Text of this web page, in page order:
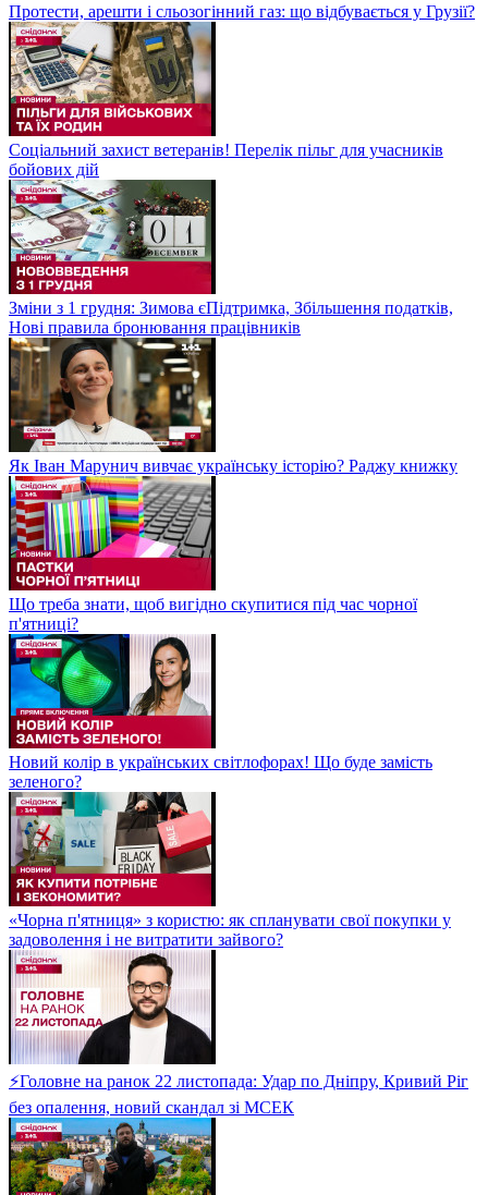
Протести, арешти і сльозогінний газ: що відбувається у Грузії?
Соціальний захист ветеранів! Перелік пільг для учасників
бойових дій
Зміни з 1 грудня: Зимова єПідтримка, Збільшення податків,
Нові правила бронювання працівників
Як Іван Марунич вивчає українську історію? Раджу книжку
Що треба знати, щоб вигідно скупитися під час чорної
п'ятниці?
Новий колір в українських світлофорах! Що буде замість
зеленого?
«Чорна п'ятниця» з користю: як спланувати свої покупки у
задоволення і не витратити зайвого?
⚡Головне на ранок 22 листопада: Удар по Дніпру, Кривий Ріг
без опалення, новий скандал зі МСЕК